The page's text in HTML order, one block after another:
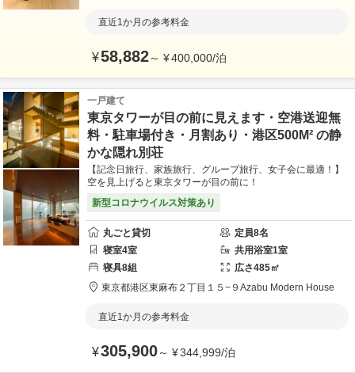
直近1か月の参考料金
¥58,882～ ¥400,000/泊
一戸建て
東京タワーが目の前に見えます・空港送迎無
料・駐車場付き・月割あり・港区500M² の静
かな隠れ別荘
【記念日旅行、家族旅行、グループ旅行、女子会に最適！】
空を見上げると東京タワーが目の前に！
新型コロナウイルス対策あり
丸ごと貸切 定員8名
寝室4室 共用浴室1室
寝具8組 広さ485㎡
東京都港区東麻布２丁目１５−９ Azabu Modern House
直近1か月の参考料金
¥305,900～ ¥344,999/泊